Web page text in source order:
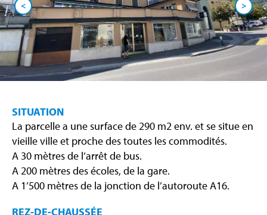
< >
SITUATION
La parcelle a une surface de 290 m2 env. et se situe en
vieille ville et proche des toutes les commodités.
A 30 mètres de l’arrêt de bus.
A 200 mètres des écoles, de la gare.
A 1’500 mètres de la jonction de l’autoroute A16.
REZ-DE-CHAUSSÉE